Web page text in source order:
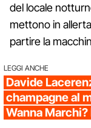
del locale
mettono in
partire la
LEGGI ANCHE
Davide
champagne al
Wanna